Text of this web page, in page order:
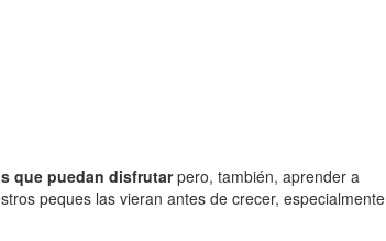
que puedan disfrutarpero, también, aprender a
peques las vieran antes de crecer, especialmente